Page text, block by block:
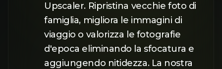
Upscaler. Ripristina vecchie foto di
famiglia, migliora le immagini di
viaggio o valorizza le fotografie
d'epoca eliminando la sfocatura e
aggiungendo nitidezza. La nostra